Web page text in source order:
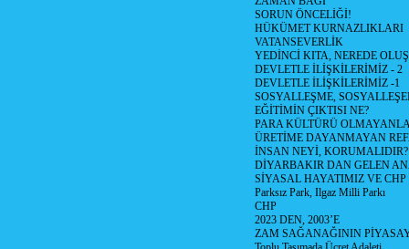
SORUN ÖNCELİĞİ!
HÜKÜMET KURNAZLIKLARI
VATANSEVERLİK
YEDİNCİ KITA, NEREDE
DEVLETLE İLİŞKİLERİMİZ - 2
DEVLETLE İLİŞKİLERİMİZ -1
SOSYALLEŞME,
EĞİTİMİN ÇIKTISI NE?
PARA KÜLTÜRÜ
ÜRETİME DAYANMAYAN
İNSAN NEYİ, KORUMALIDIR?
DİYARBAKIR DAN GELEN
SİYASAL HAYATIMIZ VE CHP
Parksız Park, Ilgaz Milli Parkı
CHP
2023 DEN, 2003’E
ZAM SAĞANAĞININ